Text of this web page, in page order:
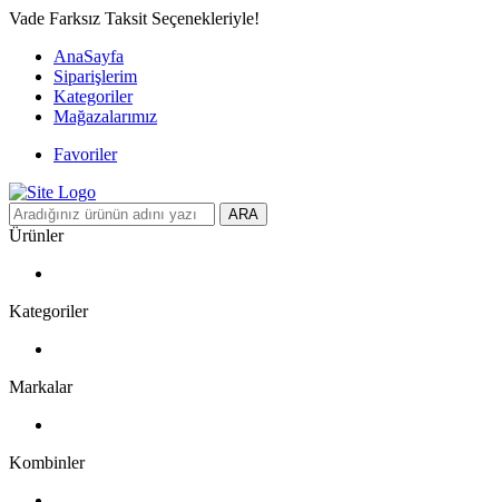
Vade Farksız Taksit Seçenekleriyle!
AnaSayfa
Siparişlerim
Kategoriler
Mağazalarımız
Favoriler
ARA
Ürünler
Kategoriler
Markalar
Kombinler